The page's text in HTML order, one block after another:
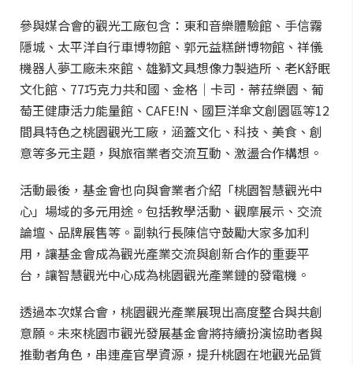
參與媒合會的觀光工廠包含：東和音樂體驗館、手信霧
隱城、太平洋自行車博物館、郭元益糕餅博物館、祥儀
機器人夢工廠未來館、雄獅文具想像力製造所、老K舒眠
文化館、77巧克力共和國、金格｜卡司．蒂菈樂園、葡
萄王健康活力能量館、CAFE!N、國巨洋傘文創園區等12
間具特色之桃園觀光工廠，涵蓋文化、科技、美食、創
意等多元主題，與旅宿業者交流互動、激盪合作構想。
活動最後，基金會也向與會業者介紹「桃園智慧觀光中
心」場域的多元用途。包括教學活動、觀摩展示、交流
論壇、品牌展售等。副執行長陳信守鼓勵大家多加利
用，讓基金會成為觀光產業交流與創新合作的重要平
台，讓智慧觀光中心成為桃園觀光產業鏈的發電機。
透過本次媒合會，桃園觀光產業展現出高度整合與共創
意願。未來桃園市觀光發展基金會將持續扮演協助者與
推動者角色，串連產官學資源，提升桃園在地觀光品質